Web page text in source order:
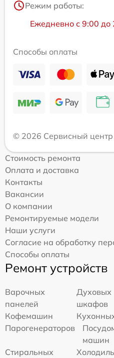
Режим работы:
Ежедневно с 9:00 до
Способы оплаты
© 2026 Сервисный центр
Стоимость ремонта
Оплата и доставка
Контакты
Вакансии
О компании
Ремонтируемые модели
Наши услуги
Согласие на обработку
Способы оплаты
Ремонт устройств
Варочных
панелей
Духовых
шкафов
Кофемашин
Парогенераторов
машин
Стиральных